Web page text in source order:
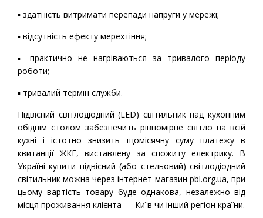
▪ здатність витримати перепади напруги у мережі;
▪ відсутність ефекту мерехтіння;
▪ практично не нагріваються за тривалого періоду
роботи;
▪ тривалий термін служби.
Підвісний світлодіодний (LED) світильник над кухонним
обіднім столом забезпечить рівномірне світло на всій
кухні і істотно знизить щомісячну суму платежу в
квитанції ЖКГ, виставлену за спожиту електрику. В
Україні купити підвісний (або стельовий) світлодіодний
світильник можна через інтернет-магазин pbl.org.ua, при
цьому вартість товару буде однакова, незалежно від
місця проживання клієнта — Київ чи інший регіон країни.